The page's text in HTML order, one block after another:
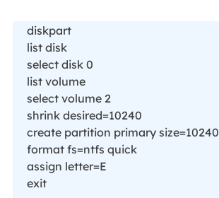
diskpart
list disk
select disk 0
list volume
select volume 2
shrink desired=10240
create partition primary size=10240
format fs=ntfs quick
assign letter=E
exit